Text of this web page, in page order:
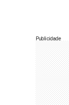
Publicidade